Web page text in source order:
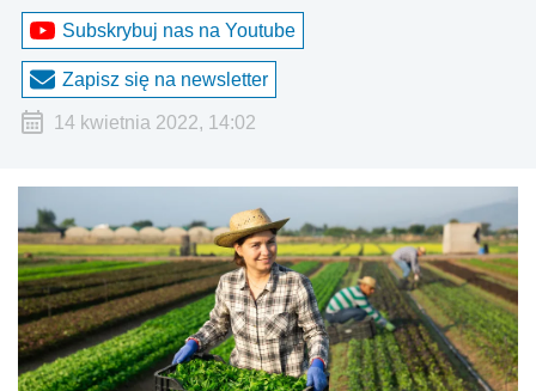
Subskrybuj nas na Youtube
Zapisz się na newsletter
14 kwietnia 2022, 14:02